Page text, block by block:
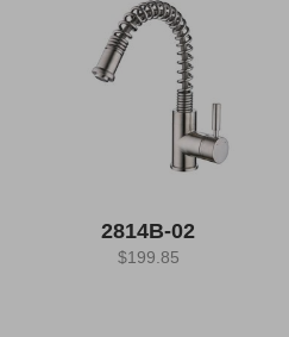
2814B-02
$199.85